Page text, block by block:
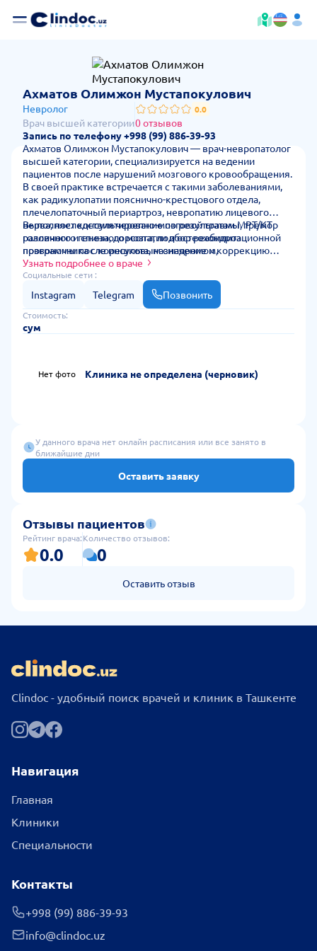
Ахматов Олимжон Мустапокулович
Невролог
Врач высшей категории
0.0
0 отзывов
Запись по телефону +998 (99) 886-39-93
Ахматов Олимжон Мустапокулович — врач-невропатолог
высшей категории, специализируется на ведении
пациентов после нарушений мозгового кровообращения.
В своей практике встречается с такими заболеваниями,
как радикулопатии пояснично-крестцового отдела,
плечелопаточный периартроз, невропатию лицевого
нерва, последствия черепно-мозговой травмы, тремор
различного генеза, дорсопатии и остеохондроз
позвоночника с корешковым синдромом,
миофасциальный болевой синдром, вегетососудистую
дистонию, детский церебральный паралич (в рамках
консультации), туннельные синдромы (синдром
запястного канала), миастению, хроническую усталость и
астенический синдром, полинейропатии различного
генеза (диабетическую, алкогольную), головокружения
ишемию головного мозга, бессонницу, эпилепсию и
Выполняет консультирование по результатам МРТ/КТ
головного и спинного мозга, подбор реабилитационной
программы после инсульта, назначение и коррекцию
медикаментозной терапии, электронейромиографию и
лечебные блокады при болевых синдромах, ведёт
динамическое наблюдение пациентов.
Узнать подробнее о враче
Социальные сети :
Instagram Telegram Позвонить
Стоимость:
сум
Нет фото Клиника не определена (черновик)
У данного врача нет онлайн расписания или все занято в
ближайшие дни
Оставить заявку
Отзывы пациентов
Рейтинг врача:
0.0
Количество отзывов:
0
Оставить отзыв
Clindoc - удобный поиск врачей и клиник в Ташкенте
Навигация
Главная
Клиники
Специальности
Контакты
+998 (99) 886-39-93
info@clindoc.uz